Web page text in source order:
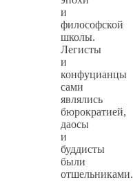
и
философской
школы.
Легисты
и
конфуцианцы
сами
являлись
бюрократией,
даосы
и
буддисты
были
отшельниками.